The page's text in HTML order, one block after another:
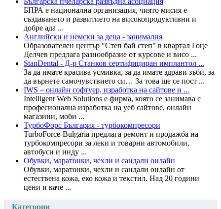
БПРА е национална организация, чиято мисия е
създаването и развитието на високопродуктивни и
добре ада ...
Английски и немски за деца - занималня
Образователен център "Степ бай степ" в квартал Гоце
Делчев предлага разнообразие от курсове и висо ...
StanDental - Д-р Станков сертифициран имплантол ...
За да имате красива усмивка, за да имате здрави зъби, за
да върнете самочувствието си… За това ще се пост ...
IWS – oнлайн софтуер, изработка на сайтове и ...
Intelligent Web Solutions е фирма, която се занимава с
професионална изработка на уеб сайтове, онлайн
магазини, моби ...
ТурбоФорс България - турбокомпресори
TurboForce-Bulgaria предлага ремонт и продажба на
турбокомпресори за леки и товарни автомобили,
автобуси и инду ...
Обувки, маратонки, чехли и сандали онлайн
Обувки, маратонки, чехли и сандали онлайн от
естествена кожа, еко кожа и текстил. Над 20 години
цени и каче ...
Категории